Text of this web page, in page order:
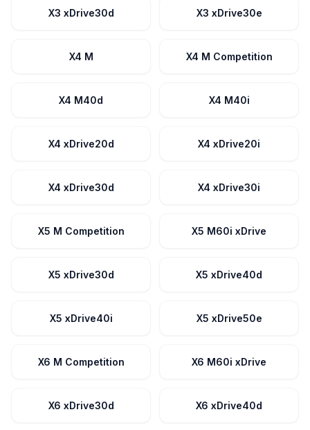
X3 xDrive30d X3 xDrive30e
X4 M X4 M Competition
X4 M40d X4 M40i
X4 xDrive20d X4 xDrive20i
X4 xDrive30d X4 xDrive30i
X5 M Competition X5 M60i xDrive
X5 xDrive30d X5 xDrive40d
X5 xDrive40i X5 xDrive50e
X6 M Competition X6 M60i xDrive
X6 xDrive30d X6 xDrive40d